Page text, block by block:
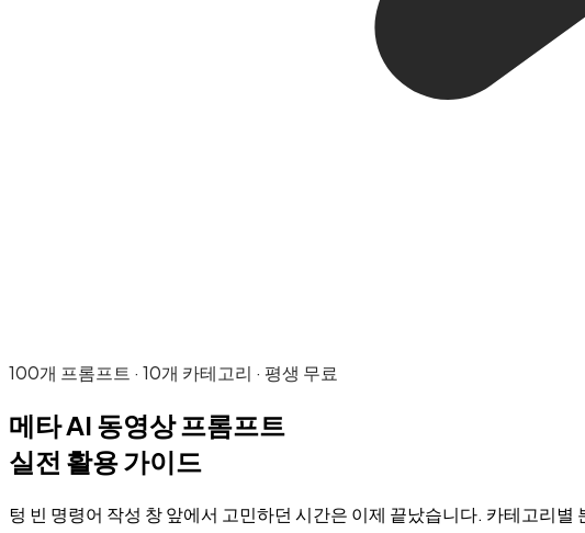
100개 프롬프트 · 10개 카테고리 · 평생 무료
메타 AI 동영상 프롬프트
실전 활용 가이드
텅 빈 명령어 작성 창 앞에서 고민하던 시간은 이제 끝났습니다. 카테고리